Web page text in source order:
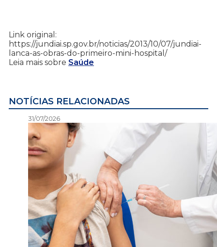
Link original:
https://jundiai.sp.gov.br/noticias/2013/10/07/jundiai-
lanca-as-obras-do-primeiro-mini-hospital/
Leia mais sobre Saúde
NOTÍCIAS RELACIONADAS
31/07/2026